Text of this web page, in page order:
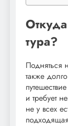
тура?
Подняться
также
и требует
не у всех